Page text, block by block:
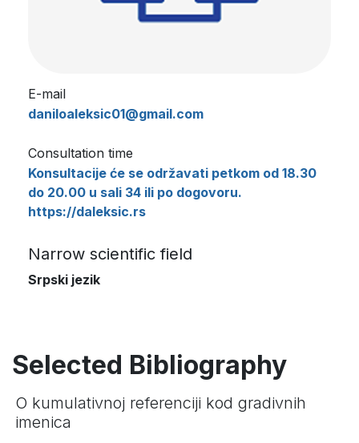
E-mail
daniloaleksic01@gmail.com
Consultation time
Konsultacije će se održavati petkom od 18.30
do 20.00 u sali 34 ili po dogovoru.
https://daleksic.rs
Narrow scientific field
Srpski jezik
Selected Bibliography
O kumulativnoj referenciji kod gradivnih
imenica